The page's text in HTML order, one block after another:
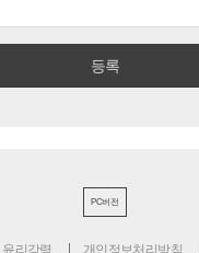
PC버전
윤리강령 개인정보처리방침